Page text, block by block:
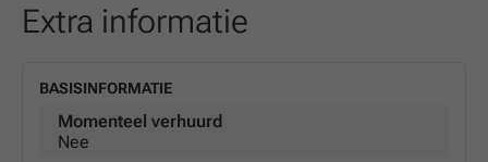
Extra informatie
BASISINFORMATIE
Momenteel verhuurd
Nee